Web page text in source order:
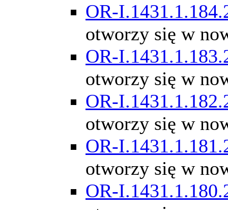
OR-
otworzy się w
OR-
otworzy się w
OR-
otworzy się w
OR-
otworzy się w
OR-